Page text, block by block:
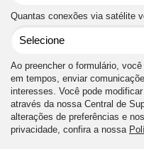
Quantas conexões via satélite
Ao preencher o formulário,
em tempos, enviar
interesses. Você pode
através da nossa Central de
alterações de preferências e
privacidade, confira a nossa